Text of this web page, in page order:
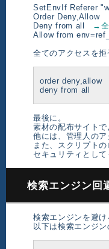
SetEnvIf Referer
Order Deny,Allow
Deny from all
→全
Allow from
全てのアクセスを拒
order deny,allow
deny from all
最後に。
素材の配布サイト
他には、管理人の
また、スクリプト
セキュリティとして
検索エンジン回
検索エンジンを避け
以下は検索エンジ